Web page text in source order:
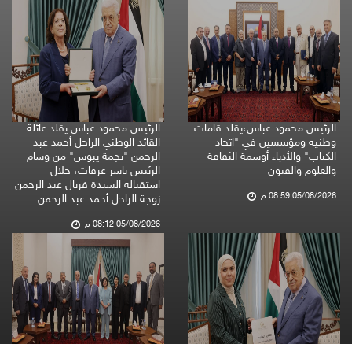
الرئيس محمود عباس،يقلد قامات
وطنية ومؤسسين في "اتحاد
الكتاب" والأدباء أوسمة الثقافة
والعلوم والفنون
05/08/2026 08:59 م
الرئيس محمود عباس يقلد عائلة
القائد الوطني الراحل أحمد عبد
الرحمن "نجمة يبوس" من وسام
الرئيس ياسر عرفات، خلال
استقباله السيدة فريال عبد الرحمن
زوجة الراحل أحمد عبد الرحمن
05/08/2026 08:12 م